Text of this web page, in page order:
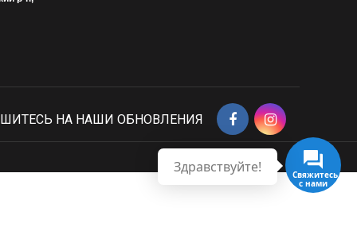
Здравствуйте!
НА НАШИ ОБНОВЛЕНИЯ